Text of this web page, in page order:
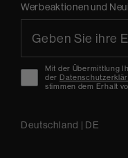
Werbeaktionen und
Mit der Übermittlung
der
stimmen dem Erhalt
Deutschland | DE